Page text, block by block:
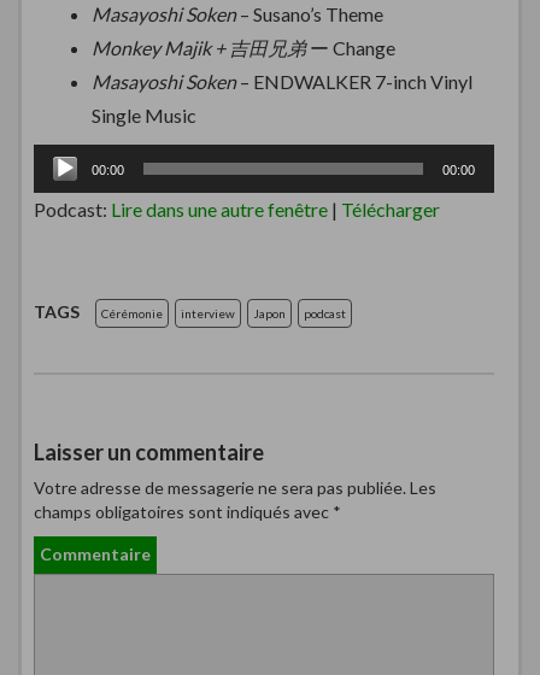
Masayoshi Soken– Susano’s Theme
Monkey Majik + 吉田兄弟ー Change
Masayoshi Soken– ENDWALKER 7-inch Vinyl
Single Music
Lecteur
audio
00:00 00:00
Podcast: Lire dans une autre fenêtre | Télécharger
TAGS Cérémonie interview Japon podcast
Laisser un commentaire
Votre adresse de messagerie ne sera pas publiée. Les
champs obligatoires sont indiqués avec *
Commentaire